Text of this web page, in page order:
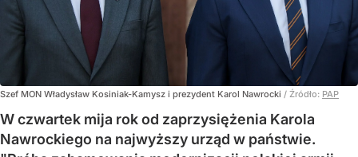
Szef MON Władysław Kosiniak-Kamysz i prezydent Karol Nawrocki / Źródło: PAP
W czwartek mija rok od zaprzysiężenia Karola
Nawrockiego na najwyższy urząd w państwie.